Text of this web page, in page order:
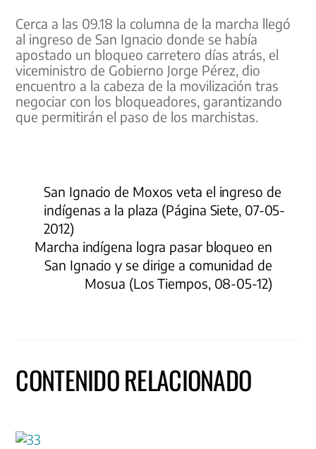
Cerca a las 09.18 la columna de la marcha llegó
al ingreso de San Ignacio donde se había
apostado un bloqueo carretero días atrás, el
viceministro de Gobierno Jorge Pérez, dio
encuentro a la cabeza de la movilización tras
negociar con los bloqueadores, garantizando
que permitirán el paso de los marchistas.
San Ignacio de Moxos veta el ingreso de
indígenas a la plaza (Página Siete, 07-05-
2012)
Marcha indígena logra pasar bloqueo en
San Ignacio y se dirige a comunidad de
Mosua (Los Tiempos, 08-05-12)
CONTENIDO RELACIONADO